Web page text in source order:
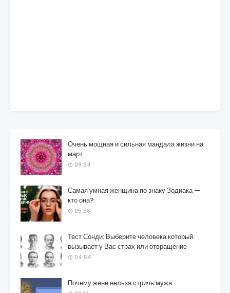
Очень мощная и сильная мандала жизни на
март
09:34
Самая умная женщина по знаку Зодиака —
кто она?
05:38
Тест Сонди: Выберите человека который
вызывает у Вас страх или отвращение
04:54
Почему жене нельзя стричь мужа